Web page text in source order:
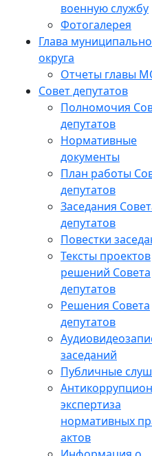
военную службу
Фотогалерея
Глава
округа
Отчеты главы
Совет депутатов
Полномочия
депутатов
Нормативные
документы
План работы
депутатов
Заседания
депутатов
Повестки
Тексты проектов
решений Совета
депутатов
Решения Совета
депутатов
заседаний
Публичные
экспертиза
нормативных
актов